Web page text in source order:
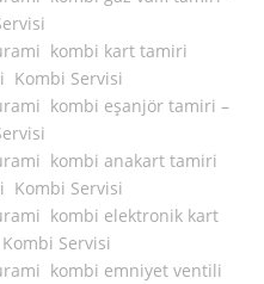
kombi kart tamiri
Kombi Servisi
kombi eşanjör tamiri –
kombi anakart tamiri
Kombi Servisi
kombi elektronik kart
Servisi
kombi emniyet ventili